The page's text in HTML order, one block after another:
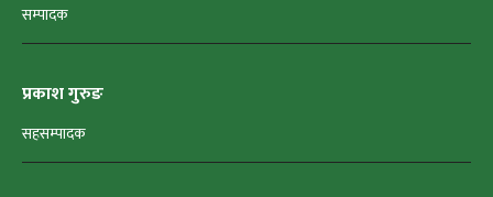
सम्पादक
प्रकाश गुरुङ
सहसम्पादक